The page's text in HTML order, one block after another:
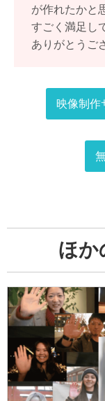
が作れたかと
すごく満足し
ありがとうご
映像制作
ほか